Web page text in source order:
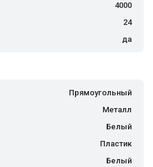
4000
24
да
Прямоугольный
Металл
Белый
Пластик
Белый